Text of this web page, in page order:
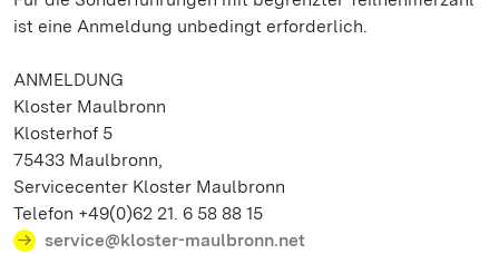
ist eine Anmeldung unbedingt erforderlich.
ANMELDUNG
Kloster Maulbronn
Klosterhof 5
75433 Maulbronn,
Servicecenter Kloster Maulbronn
Telefon +49(0)62 21. 6 58 88 15
service@kloster-maulbronn.net